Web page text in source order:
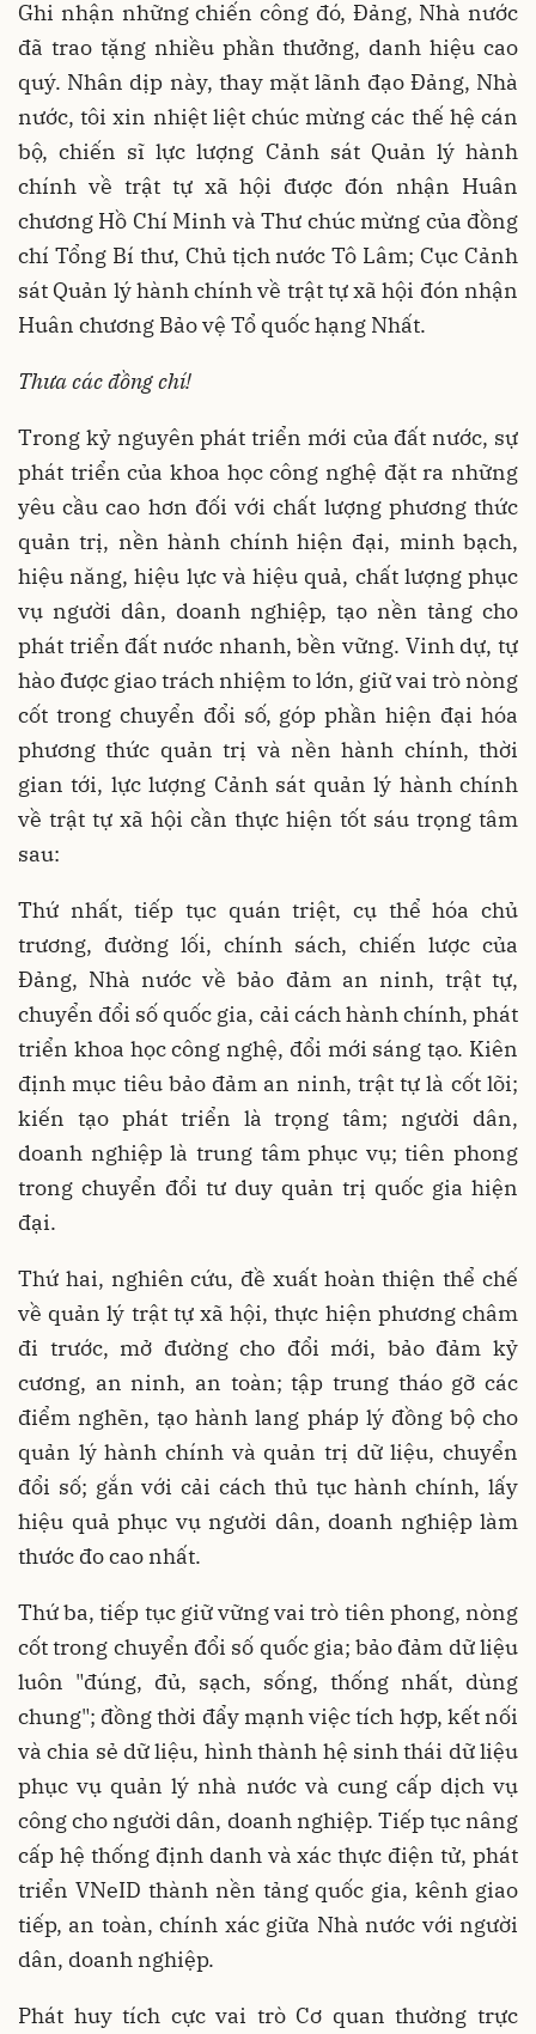
Ghi nhận những chiến công đó, Đảng, Nhà nước
đã trao tặng nhiều phần thưởng, danh hiệu cao
quý. Nhân dịp này, thay mặt lãnh đạo Đảng, Nhà
nước, tôi xin nhiệt liệt chúc mừng các thế hệ cán
bộ, chiến sĩ lực lượng Cảnh sát Quản lý hành
chính về trật tự xã hội được đón nhận Huân
chương Hồ Chí Minh và Thư chúc mừng của đồng
chí Tổng Bí thư, Chủ tịch nước Tô Lâm; Cục Cảnh
sát Quản lý hành chính về trật tự xã hội đón nhận
Huân chương Bảo vệ Tổ quốc hạng Nhất.
Thưa các đồng chí!
Trong kỷ nguyên phát triển mới của đất nước, sự
phát triển của khoa học công nghệ đặt ra những
yêu cầu cao hơn đối với chất lượng phương thức
quản trị, nền hành chính hiện đại, minh bạch,
hiệu năng, hiệu lực và hiệu quả, chất lượng phục
vụ người dân, doanh nghiệp, tạo nền tảng cho
phát triển đất nước nhanh, bền vững. Vinh dự, tự
hào được giao trách nhiệm to lớn, giữ vai trò nòng
cốt trong chuyển đổi số, góp phần hiện đại hóa
phương thức quản trị và nền hành chính, thời
gian tới, lực lượng Cảnh sát quản lý hành chính
về trật tự xã hội cần thực hiện tốt sáu trọng tâm
sau:
Thứ nhất, tiếp tục quán triệt, cụ thể hóa chủ
trương, đường lối, chính sách, chiến lược của
Đảng, Nhà nước về bảo đảm an ninh, trật tự,
chuyển đổi số quốc gia, cải cách hành chính, phát
triển khoa học công nghệ, đổi mới sáng tạo. Kiên
định mục tiêu bảo đảm an ninh, trật tự là cốt lõi;
kiến tạo phát triển là trọng tâm; người dân,
doanh nghiệp là trung tâm phục vụ; tiên phong
trong chuyển đổi tư duy quản trị quốc gia hiện
đại.
Thứ hai, nghiên cứu, đề xuất hoàn thiện thể chế
về quản lý trật tự xã hội, thực hiện phương châm
đi trước, mở đường cho đổi mới, bảo đảm kỷ
cương, an ninh, an toàn; tập trung tháo gỡ các
điểm nghẽn, tạo hành lang pháp lý đồng bộ cho
quản lý hành chính và quản trị dữ liệu, chuyển
đổi số; gắn với cải cách thủ tục hành chính, lấy
hiệu quả phục vụ người dân, doanh nghiệp làm
thước đo cao nhất.
Thứ ba, tiếp tục giữ vững vai trò tiên phong, nòng
cốt trong chuyển đổi số quốc gia; bảo đảm dữ liệu
luôn "đúng, đủ, sạch, sống, thống nhất, dùng
chung"; đồng thời đẩy mạnh việc tích hợp, kết nối
và chia sẻ dữ liệu, hình thành hệ sinh thái dữ liệu
phục vụ quản lý nhà nước và cung cấp dịch vụ
công cho người dân, doanh nghiệp. Tiếp tục nâng
cấp hệ thống định danh và xác thực điện tử, phát
triển VNeID thành nền tảng quốc gia, kênh giao
tiếp, an toàn, chính xác giữa Nhà nước với người
dân, doanh nghiệp.
Phát huy tích cực vai trò Cơ quan thường trực